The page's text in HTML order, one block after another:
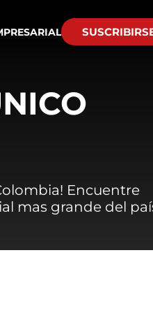
Encuentre
mas grande del